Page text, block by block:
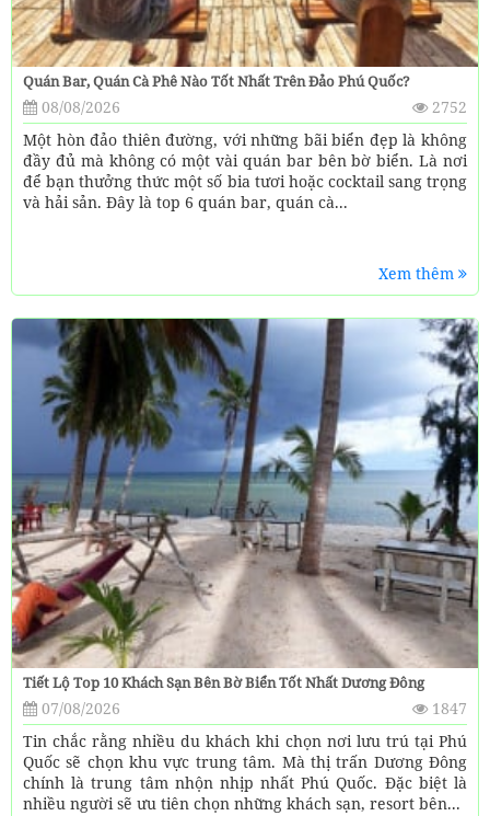
Quán Bar, Quán Cà Phê Nào Tốt Nhất Trên Đảo Phú Quốc?
08/08/2026
2752
Một hòn đảo thiên đường, với những bãi biển đẹp là không
đầy đủ mà không có một vài quán bar bên bờ biển. Là nơi
để bạn thưởng thức một số bia tươi hoặc cocktail sang trọng
và hải sản. Đây là top 6 quán bar, quán cà...
Xem thêm
Tiết Lộ Top 10 Khách Sạn Bên Bờ Biển Tốt Nhất Dương Đông
07/08/2026
1847
Tin chắc rằng nhiều du khách khi chọn nơi lưu trú tại Phú
Quốc sẽ chọn khu vực trung tâm. Mà thị trấn Dương Đông
chính là trung tâm nhộn nhịp nhất Phú Quốc. Đặc biệt là
nhiều người sẽ ưu tiên chọn những khách sạn, resort bên...